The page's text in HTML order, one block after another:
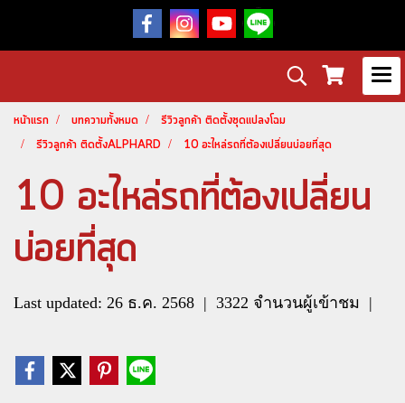
หน้าแรก บทความทั้งหมด
รีวิวลูกค้า ติดตั้งชุดแปลงโฉม
รีวิวลูกค้า ติดตั้งALPHARD
10 อะไหล่รถที่ต้องเปลี่ยนบ่อยที่สุด
10 อะไหล่รถที่ต้องเปลี่ยน
บ่อยที่สุด
Last updated: 26 ธ.ค. 2568 | 3322 จำนวนผู้เข้าชม |